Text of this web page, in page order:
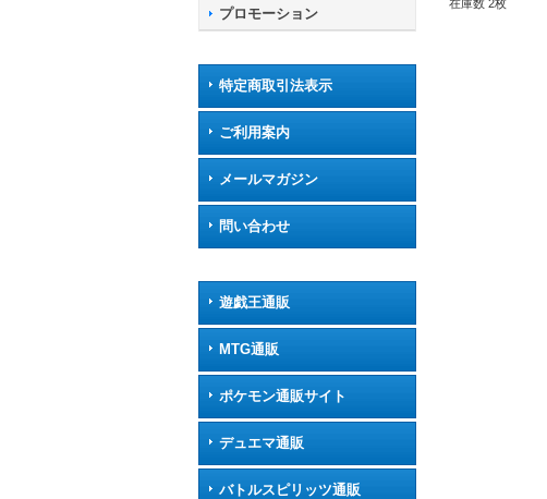
プロモーション
特定商取引法表示
ご利用案内
メールマガジン
問い合わせ
遊戯王通販
MTG通販
ポケモン通販サイト
デュエマ通販
バトルスピリッツ通販
在庫数 2枚